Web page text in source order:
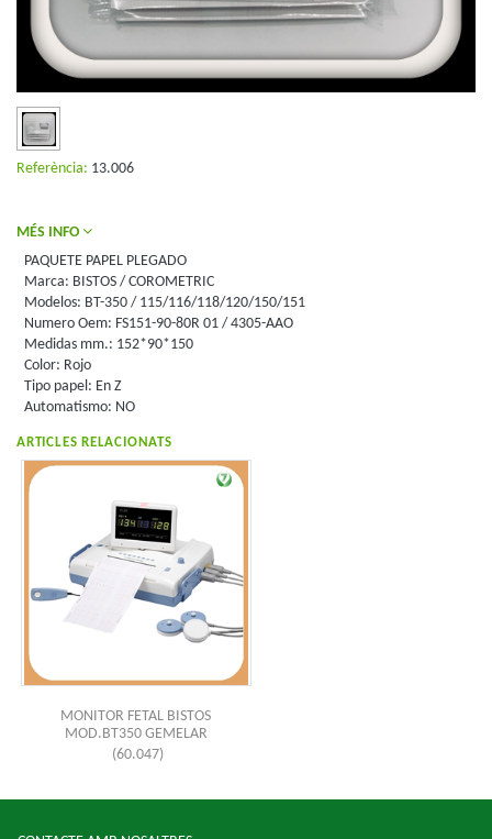
Referència: 13.006
MÉS INFO
PAQUETE PAPEL PLEGADO
Marca: BISTOS / COROMETRIC
Modelos: BT-350 / 115/116/118/120/150/151
Numero Oem: FS151-90-80R 01 / 4305-AAO
Medidas mm.: 152*90*150
Color: Rojo
Tipo papel: En Z
Automatismo: NO
ARTICLES RELACIONATS
MONITOR FETAL BISTOS
MOD.BT350 GEMELAR
(60.047)